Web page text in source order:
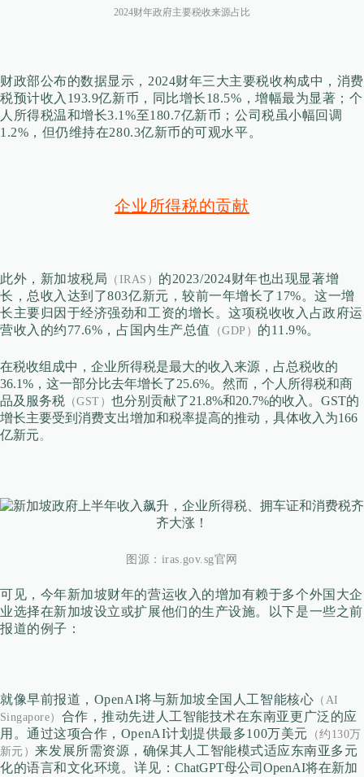
2024财年政府主要税收来源占比
财政部公布的数据显示，2024财年三大主要税收构成中，消费
税预计收入193.9亿新币，同比增长18.5%，增幅最为显著；个
人所得税温和增长3.1%至180.7亿新币；公司税虽小幅回调
1.2%，但仍维持在280.3亿新币的可观水平。
企业所得税的贡献
此外，新加坡税局 （IRAS） 的2023/2024财年也出现显著增
长，总收入达到了803亿新元，较前一年增长了17%。这一增
长主要归因于经济强劲和工资的增长。这项税收收入占政府运
营收入的约77.6%，占国内生产总值
（GDP） 的11.9%。
在税收组成中，企业所得税是最大的收入来源，占总税收的
36.1%，这一部分比去年增长了25.6%。然而，个人所得税和商
品及服务税 （GST）也分别贡献了21.8%和20.7%的收入。GST的
增长主要受到消费支出增加和税率提高的推动，具体收入为166
亿新元。
图源：iras.gov.sg官网
可见，今年新加坡财年的营运收入的增加有赖于多个外国大企
业选择在新加坡设立或扩展他们的生产设施。以下是一些之前
报道的例子：
就像早前报道，OpenAI将与新加坡全国人工智能核心 （AI
Singapore） 合作，推动先进人工智能技术在东南亚更广泛的应
用。通过这项合作，OpenAI计划提供最多100万美元
（约130万
新元）来发展所需资源，确保其人工智能模式适应东南亚多元
化的语言和文化环境。详见：ChatGPT母公司OpenAI将在新加